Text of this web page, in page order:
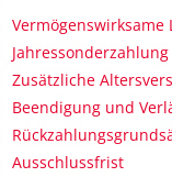
Vermögenswirksame
Jahressonderzahlung
Zusätzliche
Beendigung und
Ausschlussfrist